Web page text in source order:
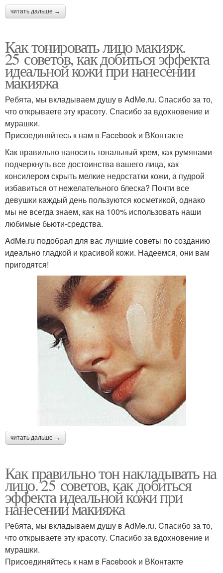
читать дальше →
Как тонировать лицо макияж.
25 советов, как добиться эффекта
идеальной кожи при нанесении
макияжа
Ребята, мы вкладываем душу в AdMe.ru. Cпасибо за то,
что открываете эту красоту. Спасибо за вдохновение и
мурашки.
Присоединяйтесь к нам в Facebook и ВКонтакте
Как правильно наносить тональный крем, как румянами
подчеркнуть все достоинства вашего лица, как
консилером скрыть мелкие недостатки кожи, а пудрой
избавиться от нежелательного блеска? Почти все
девушки каждый день пользуются косметикой, однако
мы не всегда знаем, как на 100% использовать наши
любимые бьюти-средства.
AdMe.ru подобрал для вас лучшие советы по созданию
идеально гладкой и красивой кожи. Надеемся, они вам
пригодятся!
читать дальше →
Как правильно тон накладывать на
лицо. 25 советов, как добиться
эффекта идеальной кожи при
нанесении макияжа
Ребята, мы вкладываем душу в AdMe.ru. Cпасибо за то,
что открываете эту красоту. Спасибо за вдохновение и
мурашки.
Присоединяйтесь к нам в Facebook и ВКонтакте